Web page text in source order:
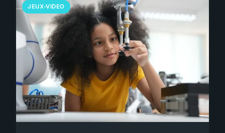
JEUX-VIDEO